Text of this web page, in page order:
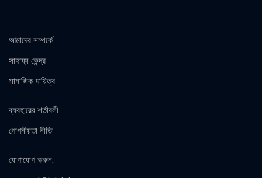
আমাদের সম্পর্কে
সাহায্য কেন্দ্র
সামাজিক দায়িত্ব
ব্যবহারের শর্তাবলী
গোপনীয়তা নীতি
যোগাযোগ করুন: